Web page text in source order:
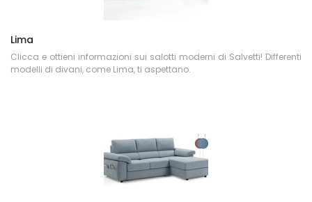
Lima
Clicca e ottieni informazioni sui salotti moderni di Salvetti! Differenti
modelli di divani, come Lima, ti aspettano.